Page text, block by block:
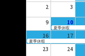
2 3
9 10
夏季休暇
16 17
夏季休暇
23 24